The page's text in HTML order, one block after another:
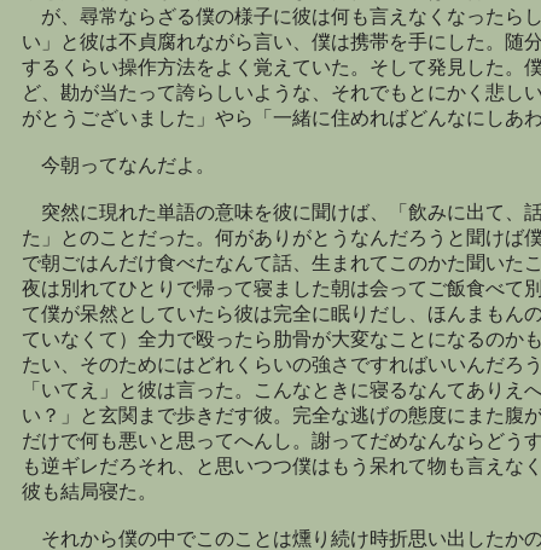
が、尋常ならざる僕の様子に彼は何も言えなくなったら
い」と彼は不貞腐れながら言い、僕は携帯を手にした。随
するくらい操作方法をよく覚えていた。そして発見した。
ど、勘が当たって誇らしいような、それでもとにかく悲し
がとうございました」やら「一緒に住めればどんなにしあ
今朝ってなんだよ。
突然に現れた単語の意味を彼に聞けば、「飲みに出て、
た」とのことだった。何がありがとうなんだろうと聞けば
で朝ごはんだけ食べたなんて話、生まれてこのかた聞いた
夜は別れてひとりで帰って寝ました朝は会ってご飯食べて
て僕が呆然としていたら彼は完全に眠りだし、ほんまもん
ていなくて）全力で殴ったら肋骨が大変なことになるのか
たい、そのためにはどれくらいの強さですればいいんだろ
「いてえ」と彼は言った。こんなときに寝るなんてあり
い？」と玄関まで歩きだす彼。完全な逃げの態度にまた腹
だけで何も悪いと思ってへんし。謝ってだめなんならどう
も逆ギレだろそれ、と思いつつ僕はもう呆れて物も言え
彼も結局寝た。
それから僕の中でこのことは燻り続け時折思い出したか